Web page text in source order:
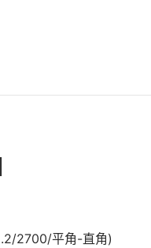
2700/平角-直角)